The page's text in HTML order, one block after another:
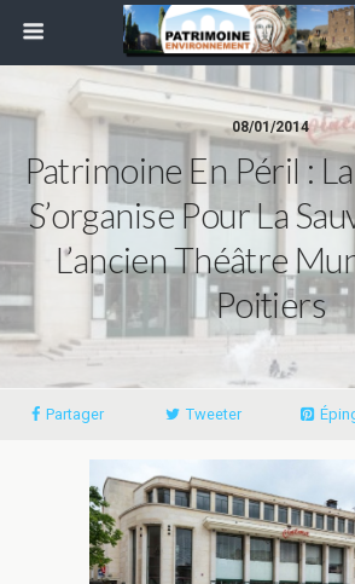
08/01/2014
Patrimoine En Péril :
S’organise Pour La
L’ancien Théâtre
Poitiers
Partager Tweeter